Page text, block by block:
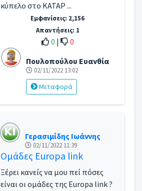
κύπελο στο ΚΑΤΑΡ ...
Εμφανίσεις: 2,156
Απαντήσεις: 1
0 |
0
Πουλοπούλου Ευανθία
02/11/2022 13:02
Μεταφορά
Γερασιμίδης Ιωάννης
02/11/2022 11:39
Ομάδες Europa link
Ξέρει κανείς να μου πεί πόσες
είναι οι ομάδες της Europa link